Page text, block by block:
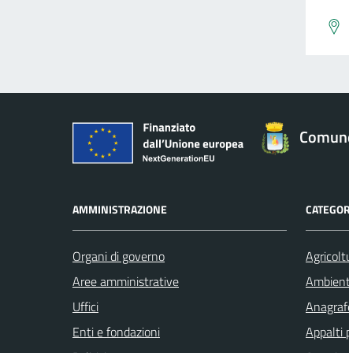
AMMINISTRAZIONE
Organi di governo
Aree amministrative
Uffici
Enti e fondazioni
Appalti